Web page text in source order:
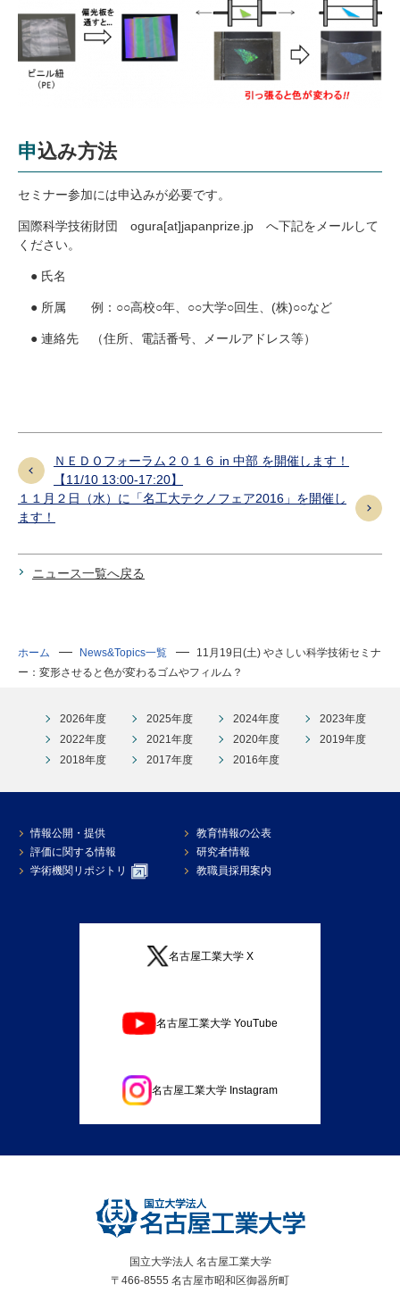
申込み方法
セミナー参加には申込みが必要です。
国際科学技術財団 ogura[at]japanprize.jp へ下記をメールして
ください。
● 氏名
● 所属 例：○○高校○年、○○大学○回生、(株)○○など
● 連絡先 （住所、電話番号、メールアドレス等）
ＮＥＤＯフォーラム２０１６ in 中部 を開催します！
【11/10 13:00-17:20】
１１月２日（水）に「名工大テクノフェア2016」を開催し
ます！
ニュース一覧へ戻る
ホーム News&Topics一覧
11月19日(土) やさしい科学技術セミナ
ー：変形させると色が変わるゴムやフィルム？
2026年度 2025年度 2024年度
2023年度
2022年度
2021年度 2020年度
2019年度
2018年度
2017年度 2016年度
情報公開・提供
教育情報の公表
評価に関する情報
研究者情報
学術機関リポジトリ
教職員採用案内
名古屋工業大学 X
名古屋工業大学 YouTube
名古屋工業大学 Instagram
国立大学法人 名古屋工業大学
〒466-8555 名古屋市昭和区御器所町